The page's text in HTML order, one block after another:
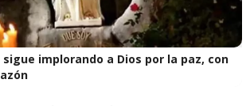
sigue implorando a Dios por la paz, con